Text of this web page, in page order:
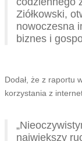
Ziółkowski,
nowoczesna
biznes i
Dodał, że z raportu
korzystania z
największy